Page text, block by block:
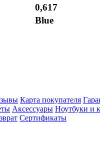
0,617
Blue
Карта покупателя
Аксессуары Ноутбуки и
Сертификаты